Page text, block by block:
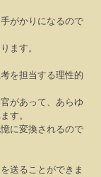
がかりになるので
ます。
を担当する理性的
があって、あらゆ
す。
に変換されるので
送ることができま